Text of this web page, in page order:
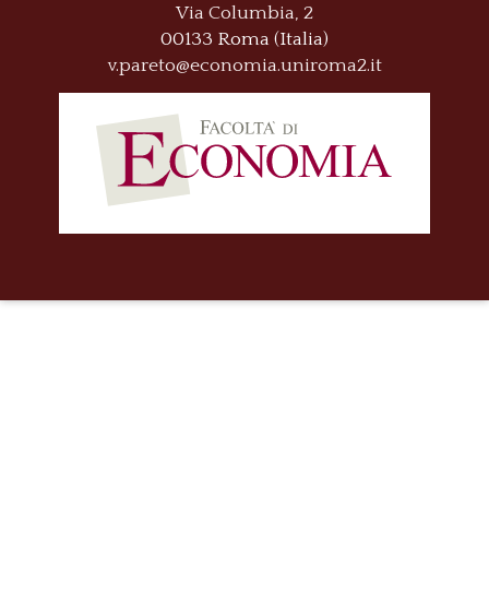
Via Columbia, 2
00133 Roma (Italia)
v.pareto@economia.uniroma2.it